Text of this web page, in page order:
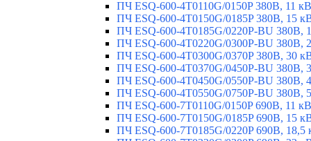
ПЧ ESQ-600-4T0110G/0150P 380В, 11
ПЧ ESQ-600-4T0150G/0185P 380В, 15
ПЧ ESQ-600-4T0185G/0220P-BU 380В,
ПЧ ESQ-600-4T0220G/0300P-BU 380В,
ПЧ ESQ-600-4T0300G/0370P 380В, 30
ПЧ ESQ-600-4T0370G/0450P-BU 380В,
ПЧ ESQ-600-4T0450G/0550P-BU 380В,
ПЧ ESQ-600-4T0550G/0750P-BU 380В,
ПЧ ESQ-600-7T0110G/0150P 690В, 11
ПЧ ESQ-600-7T0150G/0185P 690В, 15
ПЧ ESQ-600-7T0185G/0220P 690В, 18,5